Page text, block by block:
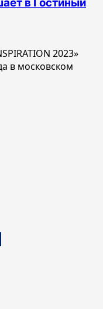
в Гостиный
2023»
в московском